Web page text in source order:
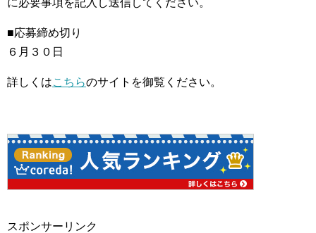
に必要事項を記入し送信してください。
■応募締め切り
６月３０日
詳しくはこちらのサイトを御覧ください。
スポンサーリンク